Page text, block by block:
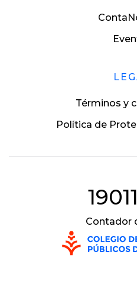
Términos y
Política de
Contador